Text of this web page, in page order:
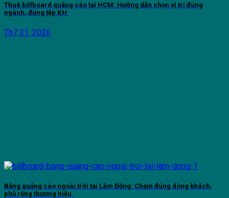
Thuê billboard quảng cáo tại HCM: Hướng dẫn chọn vị trí đúng
ngành, đúng tệp KH
Th7 31, 2026
Bảng quảng cáo ngoài trời tại Lâm Đồng: Chạm đúng dòng khách,
phủ rộng thương hiệu